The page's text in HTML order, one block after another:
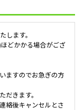
します。
どかかる場合がござ
ますのでお急ぎの方
きます。
絡後キャンセルとさ